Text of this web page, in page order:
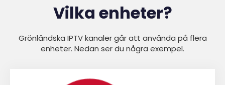
Vilka enheter?
Grönländska IPTV kanaler går att använda på flera
enheter. Nedan ser du några exempel.